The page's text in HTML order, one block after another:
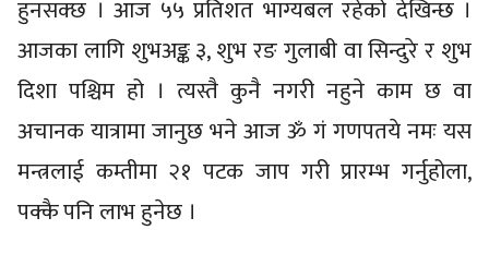
हुनसक्छ । आज ५५ प्रतिशत भाग्यबल रहेको देखिन्छ ।
आजका लागि शुभअङ्क ३, शुभ रङ गुलाबी वा सिन्दुरे र शुभ
दिशा पश्चिम हो । त्यस्तै कुनै नगरी नहुने काम छ वा
अचानक यात्रामा जानुछ भने आज ॐ गं गणपतये नमः यस
मन्त्रलाई कम्तीमा २१ पटक जाप गरी प्रारम्भ गर्नुहोला,
पक्कै पनि लाभ हुनेछ ।